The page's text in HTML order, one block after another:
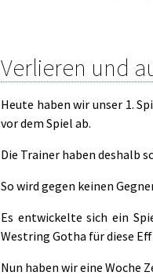
Verlieren und
Heute haben wir unser 1.
vor dem Spiel ab.
Die Trainer haben deshalb
So wird gegen keinen
Es entwickelte sich ein
Westring Gotha für diese
Nun haben wir eine Woche